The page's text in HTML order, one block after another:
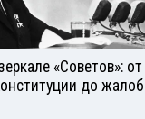
«Советов»: от
до жалоб